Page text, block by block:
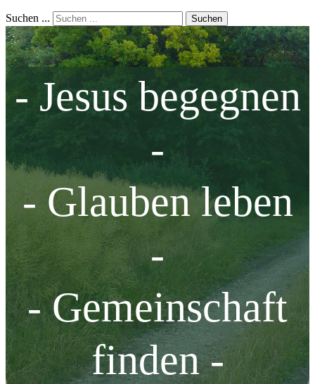
Suchen ... Suchen
- Jesus begegnen
-
- Glauben leben
-
- Gemeinschaft
finden -